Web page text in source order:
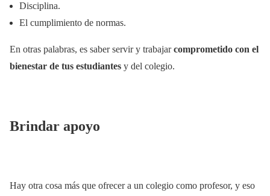
Disciplina.
El cumplimiento de normas.
En otras palabras, es saber servir y trabajarcomprometido con el
bienestar de tus estudiantes y del colegio.
Brindar apoyo
Hay otra cosa más que ofrecer a un colegio como profesor, y eso